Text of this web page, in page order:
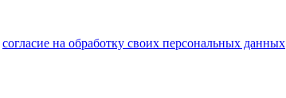
согласие на обработку своих персональных данных